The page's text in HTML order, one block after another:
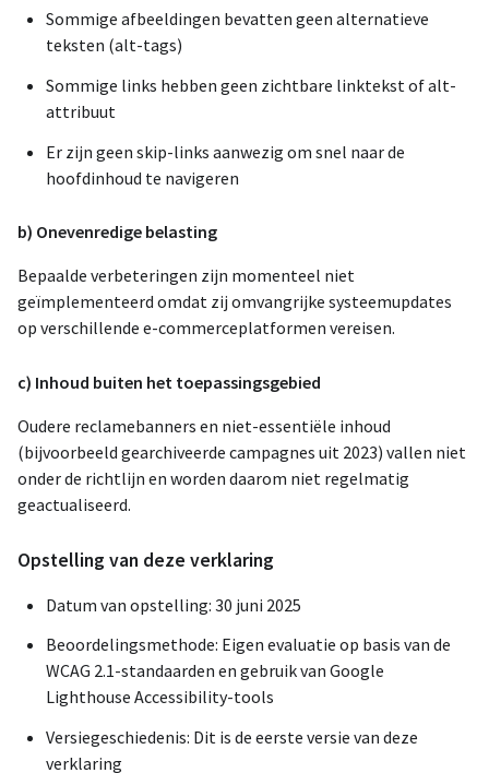
Sommige afbeeldingen bevatten geen alternatieve
teksten (alt-tags)
Sommige links hebben geen zichtbare linktekst of alt-
attribuut
Er zijn geen skip-links aanwezig om snel naar de
hoofdinhoud te navigeren
b) Onevenredige belasting
Bepaalde verbeteringen zijn momenteel niet
geïmplementeerd omdat zij omvangrijke systeemupdates
op verschillende e-commerceplatformen vereisen.
c) Inhoud buiten het toepassingsgebied
Oudere reclamebanners en niet-essentiële inhoud
(bijvoorbeeld gearchiveerde campagnes uit 2023) vallen niet
onder de richtlijn en worden daarom niet regelmatig
geactualiseerd.
Opstelling van deze verklaring
Datum van opstelling: 30 juni 2025
Beoordelingsmethode: Eigen evaluatie op basis van de
WCAG 2.1-standaarden en gebruik van Google
Lighthouse Accessibility-tools
Versiegeschiedenis: Dit is de eerste versie van deze
verklaring